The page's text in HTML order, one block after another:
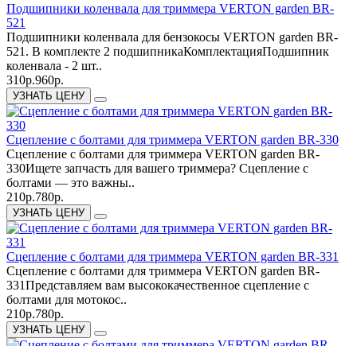
Подшипники коленвала для триммера VERTON garden BR-
521
Подшипники коленвала для бензокосы VERTON garden BR-
521. В комплекте 2 подшипникаКомплектацияПодшипник
коленвала - 2 шт..
310р.960р.
УЗНАТЬ ЦЕНУ
Сцепление с болтами для триммера VERTON garden BR-330
Сцепление с болтами для триммера VERTON garden BR-
330Ищете запчасть для вашего триммера? Сцепление с
болтами — это важны..
210р.780р.
УЗНАТЬ ЦЕНУ
Сцепление с болтами для триммера VERTON garden BR-331
Сцепление с болтами для триммера VERTON garden BR-
331Представляем вам высококачественное сцепление с
болтами для мотокос..
210р.780р.
УЗНАТЬ ЦЕНУ